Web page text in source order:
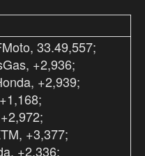
33.49,557;
+2,936;
+2,939;
+3,377;
+2,336;